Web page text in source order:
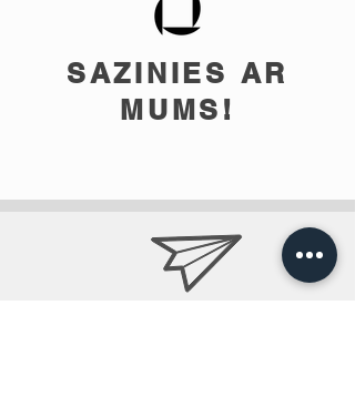
SAZINIES AR
MUMS!